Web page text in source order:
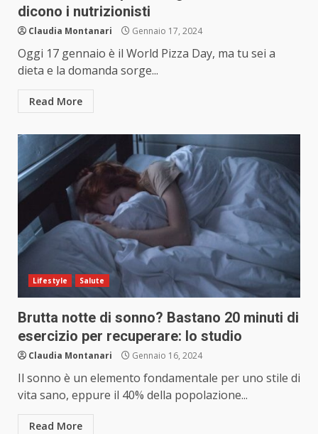
dicono i nutrizionisti
Claudia Montanari Gennaio 17, 2024
Oggi 17 gennaio è il World Pizza Day, ma tu sei a
dieta e la domanda sorge...
Read More
Lifestyle Salute
Brutta notte di sonno? Bastano 20 minuti di
esercizio per recuperare: lo studio
Claudia Montanari Gennaio 16, 2024
Il sonno è un elemento fondamentale per uno stile di
vita sano, eppure il 40% della popolazione...
Read More